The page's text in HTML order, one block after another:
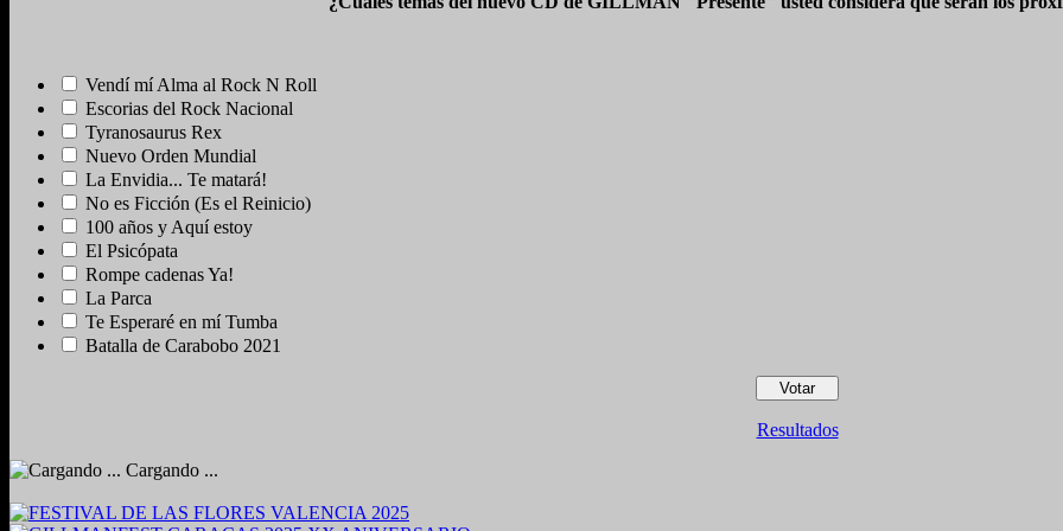
Vendí mí Alma al Rock N Roll
Escorias del Rock Nacional
Tyranosaurus Rex
Nuevo Orden Mundial
La Envidia... Te matará!
No es Ficción (Es el Reinicio)
100 años y Aquí estoy
El Psicópata
Rompe cadenas Ya!
La Parca
Te Esperaré en mí Tumba
Batalla de Carabobo 2021
Resultados
Cargando ...